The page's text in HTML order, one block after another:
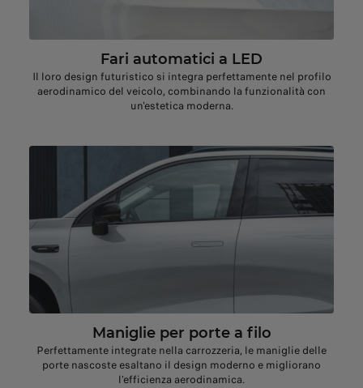
Fari automatici a LED
Il loro design futuristico si integra perfettamente nel profilo
aerodinamico del veicolo, combinando la funzionalità con
un'estetica moderna.
Maniglie per porte a filo
Perfettamente integrate nella carrozzeria, le maniglie delle
porte nascoste esaltano il design moderno e migliorano
l'efficienza aerodinamica.